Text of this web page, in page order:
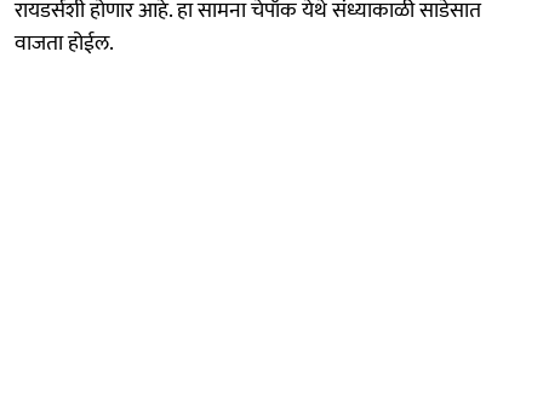
रायडर्सशी होणार आहे. हा सामना चेपॉक येथे संध्याकाळी साडेसात
वाजता होईल.